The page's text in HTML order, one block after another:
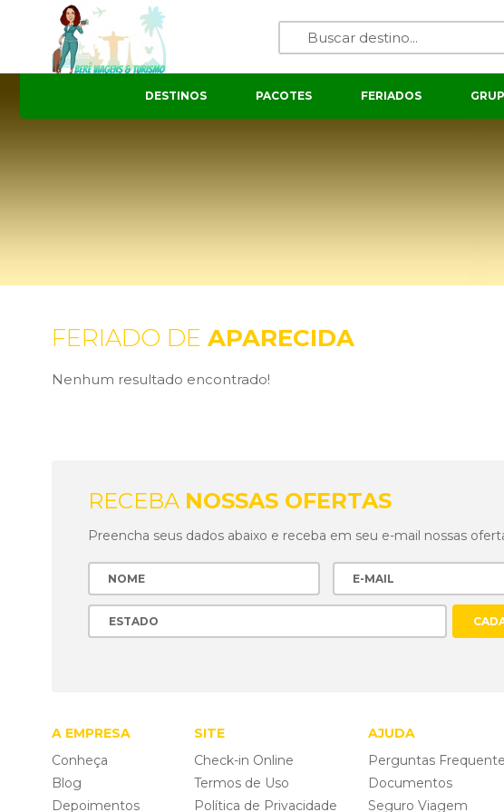
DESTINOS PACOTES FERIADOS
FERIADO DE APARECIDA
Nenhum resultado encontrado!
RECEBA NOSSAS OFERTAS
Preencha seus dados abaixo e receba em seu e-mail nossas
A EMPRESA
Conheça
Blog
Depoimentos
SITE
Check-in Online
Termos de Uso
Política de Privacidade
AJUDA
Perguntas
Documentos
Seguro Viagem